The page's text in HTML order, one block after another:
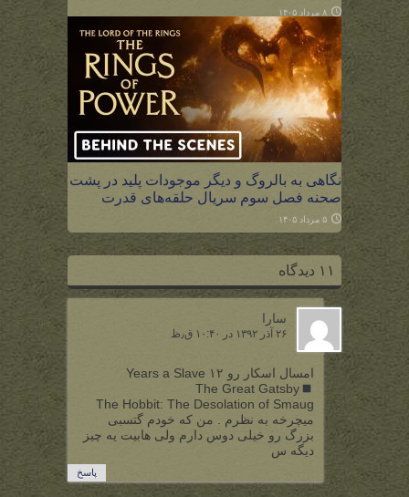
۸ مرداد ۱۴۰۵
نگاهی به بالروگ و دیگر موجودات پلید در پشت
صحنه فصل سوم سریال حلقه‌های قدرت
۵ مرداد ۱۴۰۵
۱۱ دیدگاه
سارا
۲۶ آذر ۱۳۹۲ در ۱۰:۴۰ ق٫ظ
امسال اسکار رو ۱۲ Years a Slave
The Great Gatsby
The Hobbit: The Desolation of Smaug
میچرخه به نظرم . من که خودم گتسبی
بزرگ رو خیلی دوس دارم ولی هابیت یه چیز
دیگه س
پاسخ